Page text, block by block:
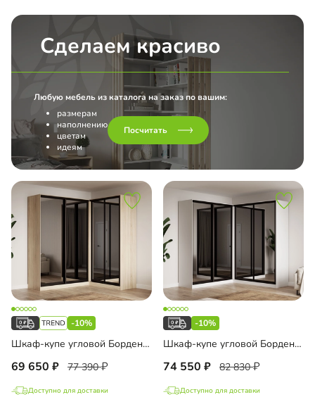
Сделаем красиво
Любую мебель из каталога на заказ по вашим:
размерам
наполнению
цветам
идеям
Посчитать
-10%
Шкаф-купе угловой Борден-6-5 1800
69 650 77 390
Доступно для доставки
-10%
Шкаф-купе угловой Борден-6-5 2200
74 550 82 830
Доступно для доставки